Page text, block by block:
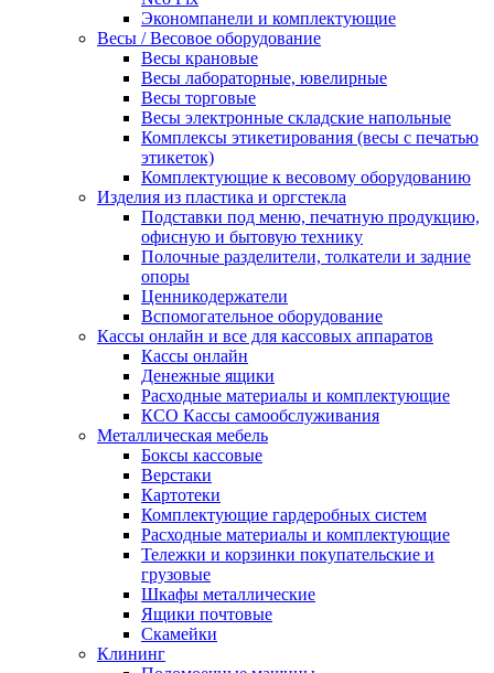
Экономпанели и комплектующие
Весы / Весовое оборудование
Весы крановые
Весы лабораторные, ювелирные
Весы торговые
Весы электронные складские напольные
Комплексы этикетирования (весы с печатью
этикеток)
Комплектующие к весовому оборудованию
Изделия из пластика и оргстекла
Подставки под меню, печатную продукцию,
офисную и бытовую технику
Полочные разделители, толкатели и задние
опоры
Ценникодержатели
Вспомогательное оборудование
Кассы онлайн и все для кассовых аппаратов
Кассы онлайн
Денежные ящики
Расходные материалы и комплектующие
КСО Кассы самообслуживания
Металлическая мебель
Боксы кассовые
Верстаки
Картотеки
Комплектующие гардеробных систем
Расходные материалы и комплектующие
Тележки и корзинки покупательские и
грузовые
Шкафы металлические
Ящики почтовые
Скамейки
Клининг